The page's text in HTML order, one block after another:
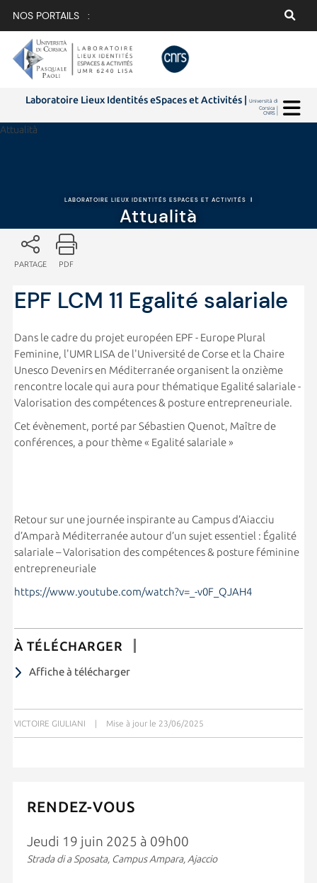
NOS PORTAILS :
Laboratoire Lieux Identités eSpaces et Activités |Università di
Corsica |
CNRS |
Attualità
LABORATOIRE LIEUX IDENTITÉS ESPACES ET ACTIVITÉS |
Attualità
PARTAGE PDF
EPF LCM 11 Egalité salariale
Dans le cadre du projet européen EPF - Europe Plural
Feminine, l'UMR LISA de l'Université de Corse et la Chaire
Unesco Devenirs en Méditerranée organisent la onzième
rencontre locale qui aura pour thématique Egalité salariale -
Valorisation des compétences & posture entrepreneuriale.
Cet évènement, porté par Sébastien Quenot, Maître de
conférences, a pour thème « Egalité salariale »
Retour sur une journée inspirante au Campus d’Aiacciu
d’Amparà Méditerranée autour d’un sujet essentiel : Égalité
salariale – Valorisation des compétences & posture féminine
entrepreneuriale
https://www.youtube.com/watch?v=_-v0F_QJAH4
À TÉLÉCHARGER
Affiche à télécharger
VICTOIRE GIULIANI | Mise à jour le 23/06/2025
RENDEZ-VOUS
Jeudi 19 juin 2025 à 09h00
Strada di a Sposata, Campus Ampara, Ajaccio